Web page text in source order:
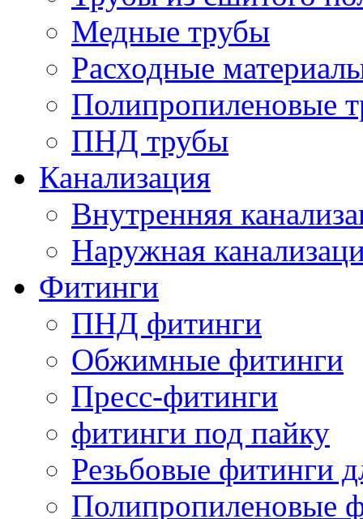
Медные трубы
Расходные
Полипропиленовые
ПНД трубы
Канализация
Внутренняя
Наружная
Фитинги
ПНД фитинги
Обжимные фитинги
Пресс-фитинги
фитинги под пайку
Резьбовые фитинги
Полипропиленовые